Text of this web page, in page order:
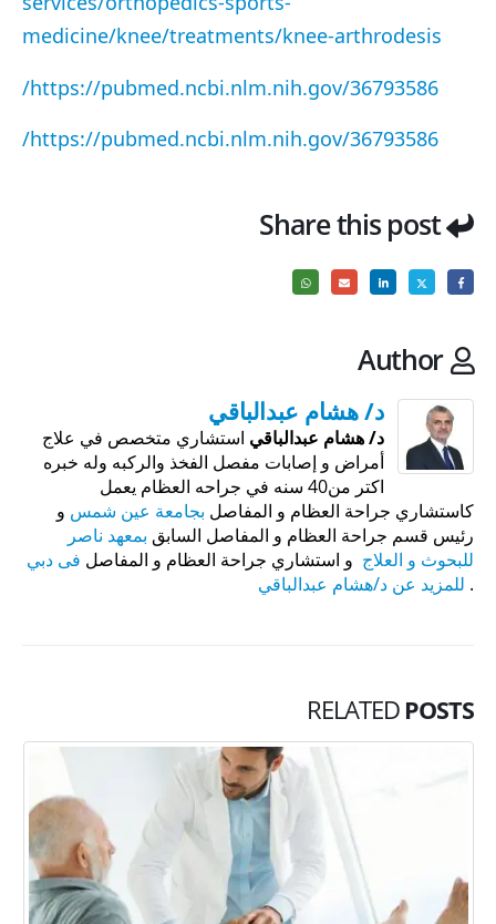
medicine/knee/treatments/knee-arthrodesis
https://pubmed.ncbi.nlm.nih.gov/36793586/
https://pubmed.ncbi.nlm.nih.gov/36793586/
Share this post
Author
د/ هشام عبدالباقي
د/ هشام عبدالباقي استشاري متخصص في علاج
أمراض و إصابات مفصل الفخذ والركبه وله خبره
اكتر من40 سنه في جراحه العظام يعمل
كاستشاري جراحة العظام و المفاصل بجامعة عين شمس و
رئيس قسم جراحة العظام و المفاصل السابق بمعهد ناصر
للبحوث و العلاج و استشاري جراحة العظام و المفاصل فى دبي
. للمزيد عن د/هشام عبدالباقي
RELATED POSTS